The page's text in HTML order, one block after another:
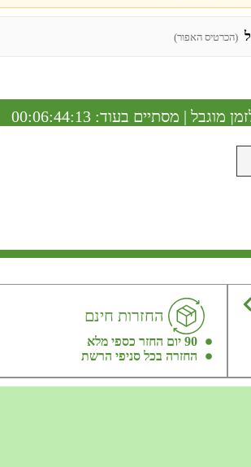
(הכרטיס האפור)
מוגבל | מסתיים בעוד: 00:06:44:13
החזרות חינם
90 יום החזר כספי מלא
החזרה בכל סניפי הרשת